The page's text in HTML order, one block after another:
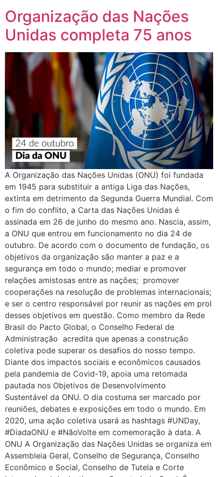
Organização das Nações
Unidas completa 75 anos
A Organização das Nações Unidas (ONU) foi fundada
em 1945 para substituir a antiga Liga das Nações,
extinta em detrimento da Segunda Guerra Mundial. Com
o fim do conflito, a Carta das Nações Unidas é
assinada em 26 de junho do mesmo ano. Nascia, assim,
a ONU que entrou em funcionamento no dia 24 de
outubro. De acordo com o documento de fundação, os
objetivos da organização são manter a paz e a
segurança em todo o mundo; mediar e promover
relações amistosas entre as nações; promover
cooperações na resolução de problemas internacionais;
e ser o centro responsável por reunir as nações em prol
desses objetivos em questão. Como membro da Rede
Brasil do Pacto Global, o Conselho Federal de
Administração acredita que apenas a construção
coletiva pode superar os desafios do nosso tempo.
Diante dos impactos sociais e econômicos causados
pela pandemia de Covid-19, apoia uma retomada
pautada nos Objetivos de Desenvolvimento
Sustentável da ONU. O dia costuma ser marcado por
reuniões, debates e exposições em todo o mundo. Em
2020, uma ação coletiva usará as hashtags #UNDay,
#DiadaONU e #NãoVolte em comemoração à data. A
ONU A Organização das Nações Unidas se organiza em
Assembleia Geral, Conselho de Segurança, Conselho
Econômico e Social, Conselho de Tutela e Corte